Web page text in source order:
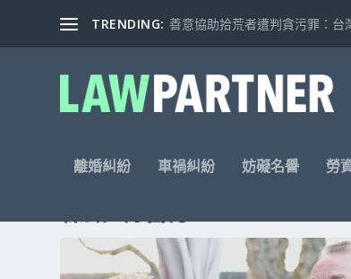
TRENDING: 善意協助拾荒者遭判貪污罪：台
離婚糾紛 車禍糾紛 妨礙名譽 勞